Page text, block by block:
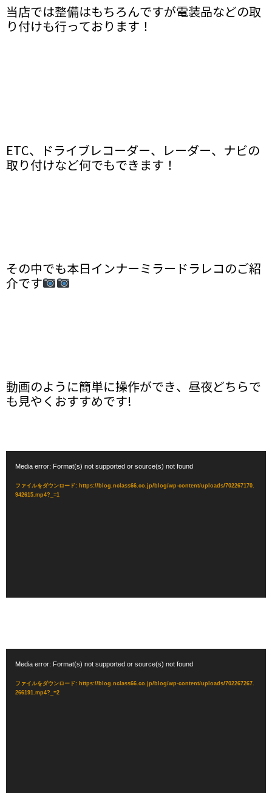
当店では整備はもちろんですが電装品などの取
り付けも行っております！
ETC、ドライブレコーダー、レーダー、ナビの
取り付けなど何でもできます！
その中でも本日インナーミラードラレコのご紹
介です
動画のように簡単に操作ができ、昼夜どちらで
も見やくおすすめです!
Media error: Format(s) not supported or source(s) not found
ファイルをダウンロード: https://blog.nclass66.co.jp/blog/wp-content/uploads/702267170.
942615.mp4?_=1
Media error: Format(s) not supported or source(s) not found
ファイルをダウンロード: https://blog.nclass66.co.jp/blog/wp-content/uploads/702267267.
266191.mp4?_=2